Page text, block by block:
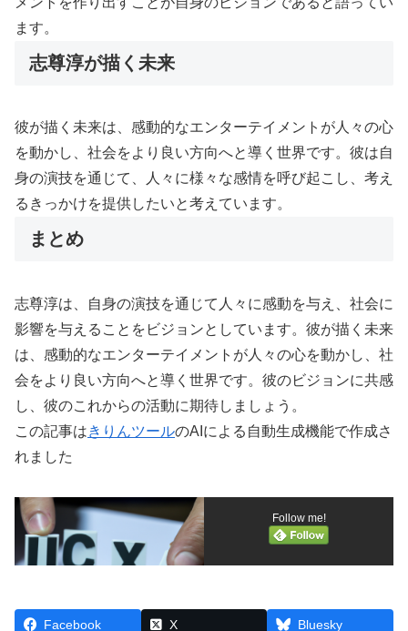
ます。
志尊淳が描く未来
彼が描く未来は、感動的なエンターテイメントが人々の心
を動かし、社会をより良い方向へと導く世界です。彼は自
身の演技を通じて、人々に様々な感情を呼び起こし、考え
るきっかけを提供したいと考えています。
まとめ
志尊淳は、自身の演技を通じて人々に感動を与え、社会に
影響を与えることをビジョンとしています。彼が描く未来
は、感動的なエンターテイメントが人々の心を動かし、社
会をより良い方向へと導く世界です。彼のビジョンに共感
し、彼のこれからの活動に期待しましょう。
この記事はきりんツールのAIによる自動生成機能で作成さ
れました
Follow me!
Facebook X Bluesky